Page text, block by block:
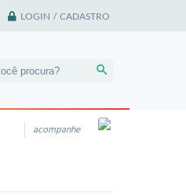
LOGIN / CADASTRO
acompanhe